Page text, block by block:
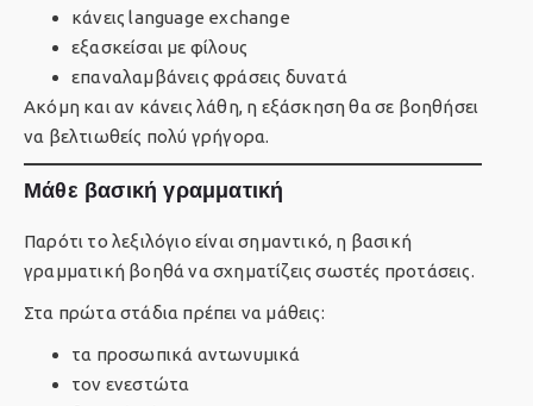
κάνεις language exchange
εξασκείσαι με φίλους
επαναλαμβάνεις φράσεις δυνατά
Ακόμη και αν κάνεις λάθη, η εξάσκηση θα σε βοηθήσει
να βελτιωθείς πολύ γρήγορα.
Μάθε βασική γραμματική
Παρότι το λεξιλόγιο είναι σημαντικό, η βασική
γραμματική βοηθά να σχηματίζεις σωστές προτάσεις.
Στα πρώτα στάδια πρέπει να μάθεις:
τα προσωπικά αντωνυμικά
τον ενεστώτα